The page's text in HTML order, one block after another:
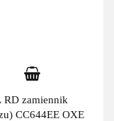
RD zamiennik
CC644EE OXE